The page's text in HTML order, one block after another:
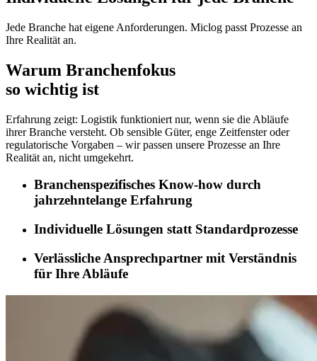
Jede Branche hat eigene Anforderungen. Miclog passt Prozesse an
Ihre Realität an.
Warum Branchenfokus
so wichtig ist
Erfahrung zeigt: Logistik funktioniert nur, wenn sie die Abläufe
ihrer Branche versteht. Ob sensible Güter, enge Zeitfenster oder
regulatorische Vorgaben – wir passen unsere Prozesse an Ihre
Realität an, nicht umgekehrt.
Branchenspezifisches Know-how durch
jahrzehntelange Erfahrung
Individuelle Lösungen statt Standardprozesse
Verlässliche Ansprechpartner mit Verständnis
für Ihre Abläufe